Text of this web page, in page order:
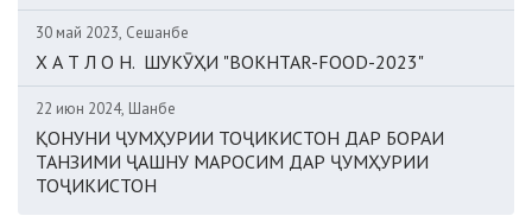
30 май 2023, Сешанбе
Х А Т Л О Н. ШУКӮҲИ "BOKHTAR-FOOD-2023"
22 июн 2024, Шанбе
ҚОНУНИ ҶУМҲУРИИ ТОҶИКИСТОН ДАР БОРАИ
ТАНЗИМИ ҶАШНУ МАРОСИМ ДАР ҶУМҲУРИИ
ТОҶИКИСТОН